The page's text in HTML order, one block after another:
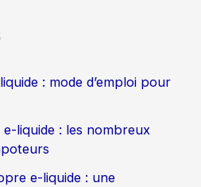
: mode d’emploi pour
liquide : les nombreux
e-liquide : une